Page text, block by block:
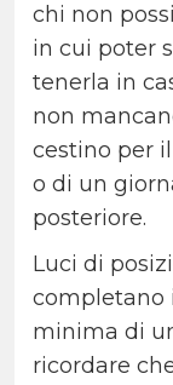
chi non
in cui poter
tenerla in
non
cestino per
o di un
posteriore.
Luci di
completano
minima di
ricordare